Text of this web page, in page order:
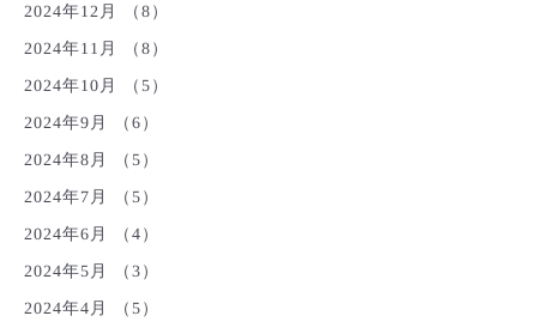
2024年12月 （8）
2024年11月 （8）
2024年10月 （5）
2024年9月 （6）
2024年8月 （5）
2024年7月 （5）
2024年6月 （4）
2024年5月 （3）
2024年4月 （5）